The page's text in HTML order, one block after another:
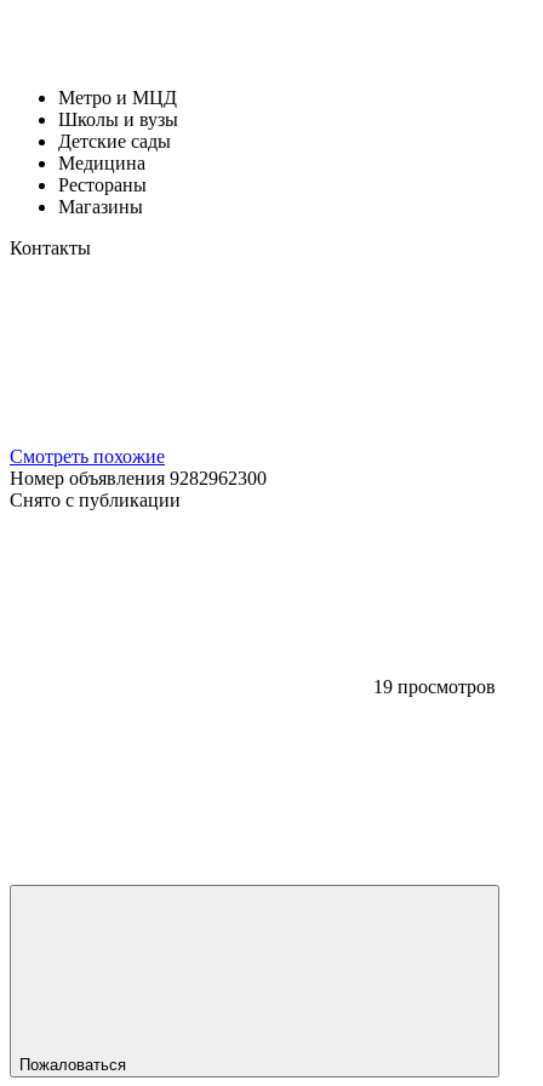
Метро и МЦД
Школы и вузы
Детские сады
Медицина
Рестораны
Магазины
Контакты
Смотреть похожие
Номер объявления 9282962300
Снято с публикации
19 просмотров
Пожаловаться